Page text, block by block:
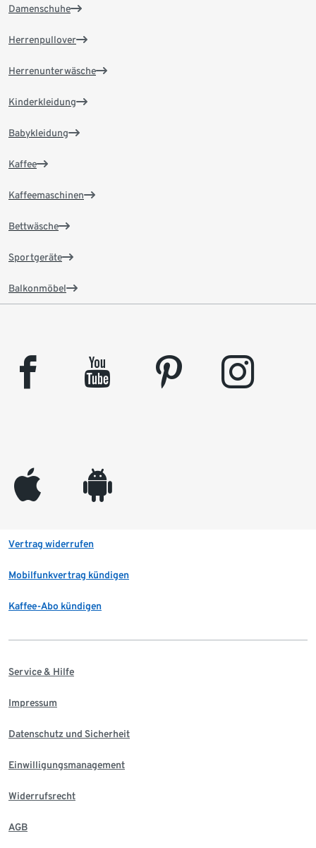
Damenschuhe
Herrenpullover
Herrenunterwäsche
Kinderkleidung
Babykleidung
Kaffee
Kaffeemaschinen
Bettwäsche
Sportgeräte
Balkonmöbel
facebook youtube pinterest instagram
appleinc android
Vertrag widerrufen
Mobilfunkvertrag kündigen
Kaffee-Abo kündigen
Service & Hilfe
Impressum
Datenschutz und Sicherheit
Einwilligungsmanagement
Widerrufsrecht
AGB